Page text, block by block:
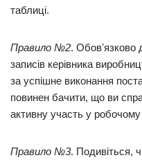
таблиці.
Правило №2. Обовʼязково
записів керівника
за успішне виконання
повинен бачити, що ви
активну участь у робочому
Правило №3. Подивіться,